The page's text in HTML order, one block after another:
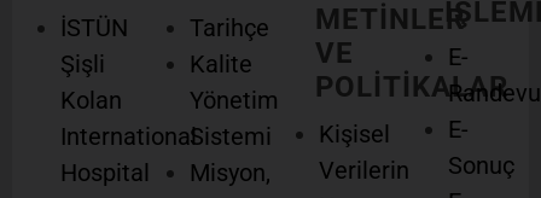
İSTÜN
Şişli
Kolan
International
Hospital
Tarihçe
Kalite
Yönetim
Sistemi
Misyon,
METİNLER
VE
POLİTİKALAR
Kişisel
Verilerin
E-
Randevu
E-
Sonuç